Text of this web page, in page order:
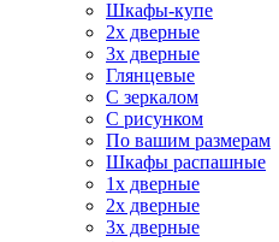
Шкафы-купе
2х дверные
3х дверные
Глянцевые
С зеркалом
С рисунком
По вашим размерам
Шкафы распашные
1х дверные
2х дверные
3х дверные